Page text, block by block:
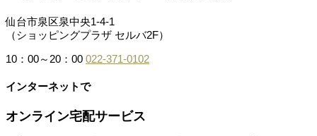
仙台市泉区泉中央1-4-1
（ショッピングプラザ セルバ2F）
10：00～20：00 022-371-0102
インターネットで
オンライン宅配サービス